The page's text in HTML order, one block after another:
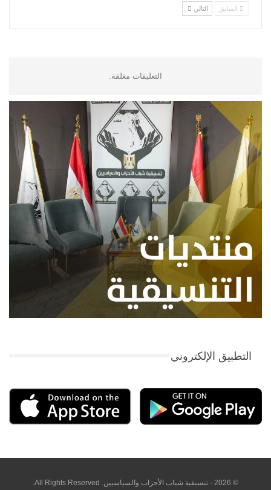
السابق التالي
التعليقات مغلقة.
التطبيق الإلكتروني
© 2026 - تنسيقية شباب الأحزاب والسياسيين. All Rights Reserved.